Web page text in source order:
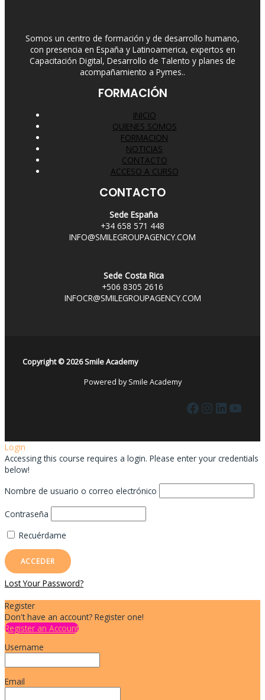
Somos un centro de formación y de desarrollo humano,
con presencia en España y Latinoamerica, expertos en
Capacitación Digital, Desarrollo de Talento y planes de
acompañamiento a Pymes..
FORMACIÓN
INICIO
QUIENES SOMOS
FORMACION
NOTICIAS
CONTACTO
ACCESO A CURSO
CONTACTO
Sede España
+34 658 571 448
INFO@SMILEGROUPAGENCY.COM
Sede Costa Rica
+506 8305 2616
INFOCR@SMILEGROUPAGENCY.COM
Copyright © 2026 Smile Academy
Powered by Smile Academy
Facebook
Login
Accessing this course requires a login. Please enter your credentials
below!
Nombre de usuario o correo electrónico
Contraseña
Recuérdame
Lost Your Password?
Register
Don't have an account? Register one!
Register an Account
Username
Email